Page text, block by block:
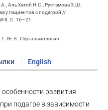
Аль Хатиб Н.С., Рустамова З.Ш.
у пациентов с подагрой //
8. С. 16–21.
№ 8. Офтальмология
English
развития
подагре в зависимости